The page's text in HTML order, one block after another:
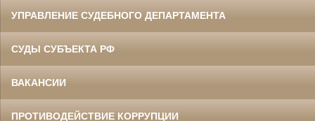
УПРАВЛЕНИЕ СУДЕБНОГО ДЕПАРТАМЕНТА
СУДЫ СУБЪЕКТА РФ
ВАКАНСИИ
ПРОТИВОДЕЙСТВИЕ КОРРУПЦИИ